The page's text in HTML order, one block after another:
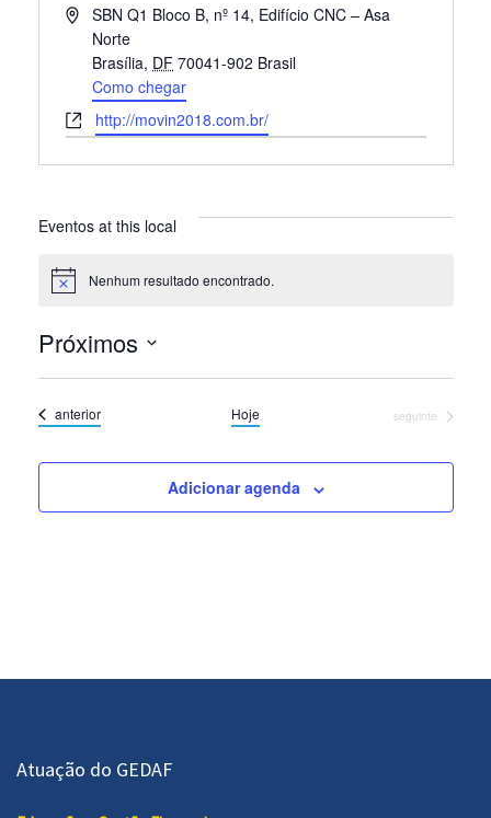
Endereço
SBN Q1 Bloco B, nº 14, Edifício CNC – Asa
Norte
Brasília, DF 70041-902 Brasil
Como chegar
Site
http://movin2018.com.br/
Eventos at this local
Notice Nenhum resultado encontrado.
Próximos
Selecione
a
data.
Eventos
anterior Hoje Eventos
seguinte
Adicionar agenda
Atuação do GEDAF